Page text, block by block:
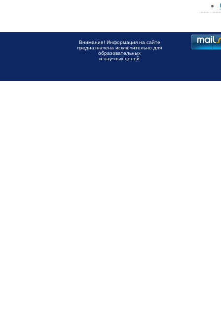
Внимание! Информация на сайте
предназначена исключительно для
образовательных
и научных целей